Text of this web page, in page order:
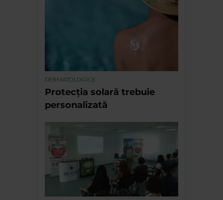
DERMATOLOGICE
Protecția solară trebuie
personalizată